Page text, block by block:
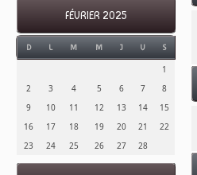
FÉVRIER 2025
D L M M J V S
1
2
3 4 5 6 7
8
9
10 11 12 13 14
15
16
17 18 19 20 21
22
23
24 25 26 27 28